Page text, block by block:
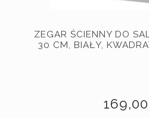
ZEGAR ŚCIENNY DO
30 CM, BIAŁY,
169,00